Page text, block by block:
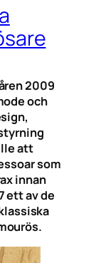
2009
och
att
som
innan
ett av de